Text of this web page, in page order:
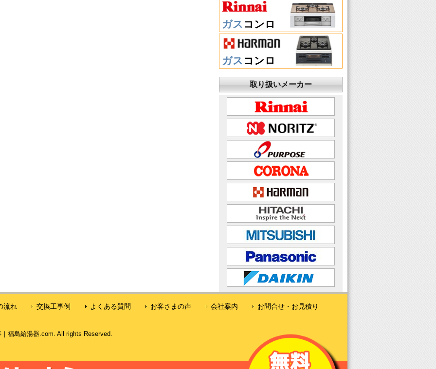
ガス コンロ
ガス コンロ
取り扱いメーカー
流れ 交換工事例 よくある質問 お客さまの声 会社案内 お問合せ・お見積り
福島給湯器.com. All rights Reserved.